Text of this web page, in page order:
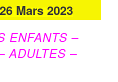
Mars 2023
ENFANTS –
ADULTES –